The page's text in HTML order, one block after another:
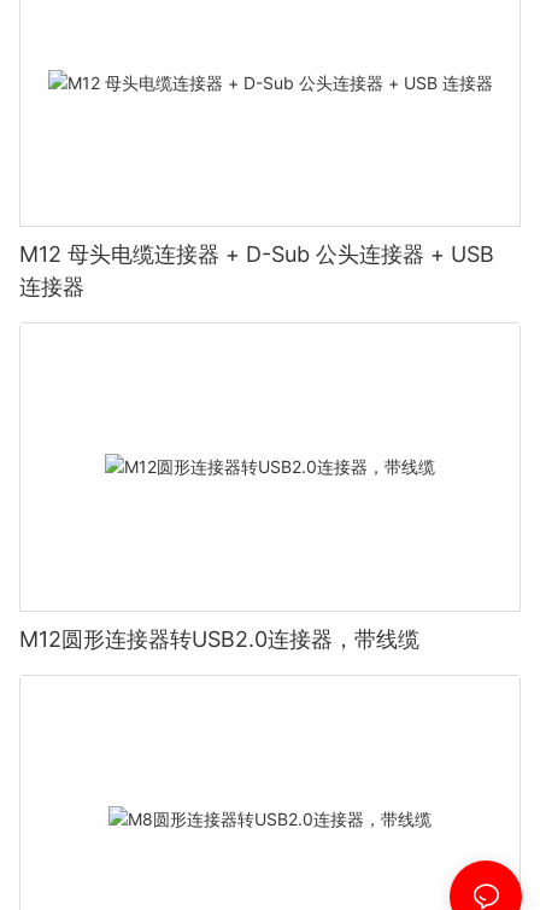
M12 母头电缆连接器 + D-Sub 公头连接器 + USB
连接器
M12圆形连接器转USB2.0连接器，带线缆